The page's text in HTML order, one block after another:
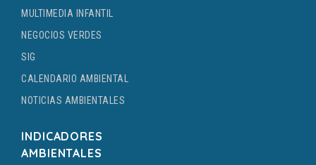
MULTIMEDIA INFANTIL
NEGOCIOS VERDES
SIG
CALENDARIO AMBIENTAL
NOTICIAS AMBIENTALES
INDICADORES
AMBIENTALES